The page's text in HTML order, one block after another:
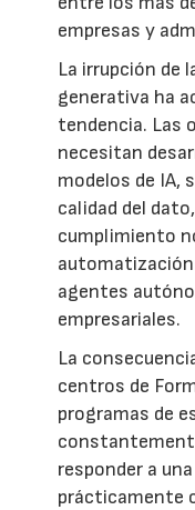
empresas y
La irrupción de
generativa ha
tendencia. Las
necesitan
modelos de IA,
calidad del
cumplimiento
agentes
empresariales.
La
centros de
programas de
responder a
prácticamente